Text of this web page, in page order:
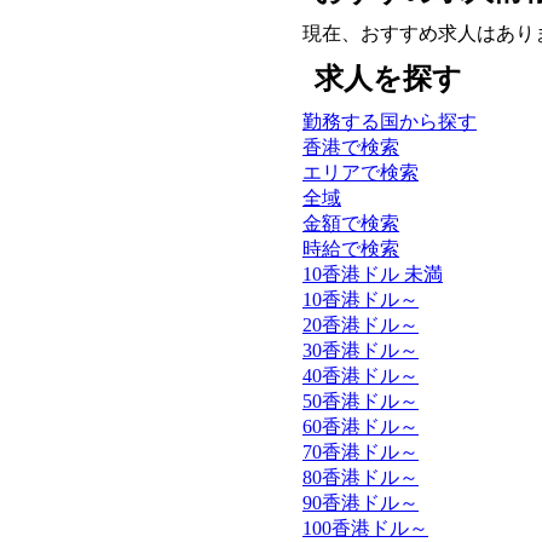
現在、おすすめ求人はあり
求人を探す
勤務する国から探す
香港で検索
エリアで検索
全域
金額で検索
時給で検索
10香港ドル 未満
10香港ドル～
20香港ドル～
30香港ドル～
40香港ドル～
50香港ドル～
60香港ドル～
70香港ドル～
80香港ドル～
90香港ドル～
100香港ドル～